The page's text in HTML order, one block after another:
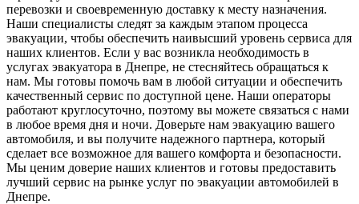
перевозки и своевременную доставку к месту назначения.
Наши специалисты следят за каждым этапом процесса
эвакуации, чтобы обеспечить наивысший уровень сервиса для
наших клиентов. Если у вас возникла необходимость в
услугах эвакуатора в Днепре, не стесняйтесь обращаться к
нам. Мы готовы помочь вам в любой ситуации и обеспечить
качественный сервис по доступной цене. Наши операторы
работают круглосуточно, поэтому вы можете связаться с нами
в любое время дня и ночи. Доверьте нам эвакуацию вашего
автомобиля, и вы получите надежного партнера, который
сделает все возможное для вашего комфорта и безопасности.
Мы ценим доверие наших клиентов и готовы предоставить
лучший сервис на рынке услуг по эвакуации автомобилей в
Днепре.